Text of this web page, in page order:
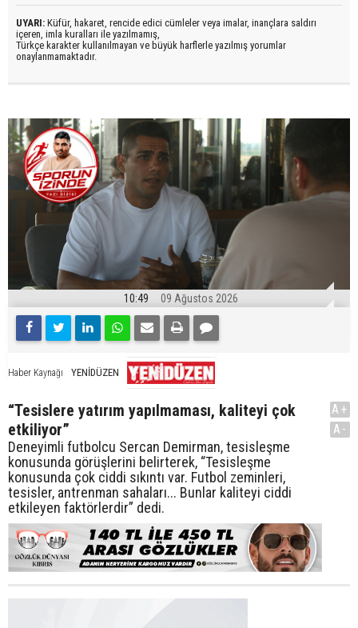
UYARI: Küfür, hakaret, rencide edici cümleler veya imalar, inançlara saldırı
içeren, imla kuralları ile yazılmamış,
Türkçe karakter kullanılmayan ve büyük harflerle yazılmış yorumlar
onaylanmamaktadır.
10:49 09 Ağustos 2026
Haber Kaynağı YENİDÜZEN
“Tesislere yatırım yapılmaması, kaliteyi çok
etkiliyor”
Deneyimli futbolcu Sercan Demirman, tesisleşme
konusunda görüşlerini belirterek, “Tesisleşme
konusunda çok ciddi sıkıntı var. Futbol zeminleri,
tesisler, antrenman sahaları... Bunlar kaliteyi ciddi
etkileyen faktörlerdir” dedi.
A+
A-